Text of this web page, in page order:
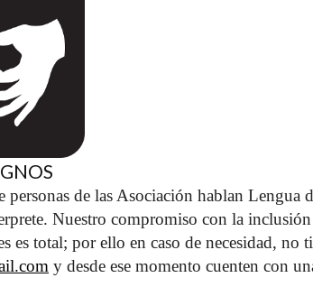
de las Asociación hablan Lengua
Nuestro compromiso con la
es total; por ello en caso de necesidad, no
y desde ese momento cuenten con